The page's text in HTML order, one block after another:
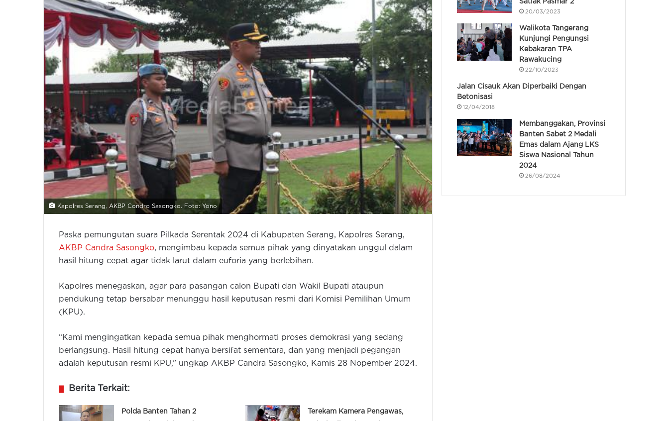
Kapolres Serang, AKBP Condro Sasongko. Foto: Yono
Paska pemungutan suara Pilkada Serentak 2024 di Kabupaten Serang, Kapolres Serang,
AKBP Candra Sasongko, mengimbau kepada semua pihak yang dinyatakan unggul dalam
hasil hitung cepat agar tidak larut dalam euforia yang berlebihan.
Kapolres menegaskan, agar para pasangan calon Bupati dan Wakil Bupati ataupun
pendukung tetap bersabar menunggu hasil keputusan resmi dari Komisi Pemilihan Umum
(KPU).
“Kami mengingatkan kepada semua pihak menghormati proses demokrasi yang sedang
berlangsung. Hasil hitung cepat hanya bersifat sementara, dan yang menjadi pegangan
adalah keputusan resmi KPU,” ungkap AKBP Candra Sasongko, Kamis 28 Nopember 2024.
Berita Terkait:
Polda Banten Tahan 2 Terekam Kamera Pengawas,
Satlak Pasmar 2
20/03/2023
Walikota Tangerang
Kunjungi Pengungsi
Kebakaran TPA
Rawakucing
22/10/2023
Jalan Cisauk Akan Diperbaiki Dengan
Betonisasi
12/04/2018
Membanggakan, Provinsi
Banten Sabet 2 Medali
Emas dalam Ajang LKS
Siswa Nasional Tahun
2024
26/08/2024